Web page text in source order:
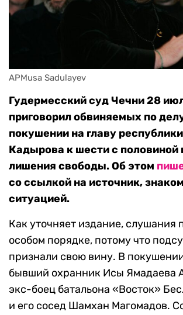
APMusa Sadulayev
Гудермесский суд Чечни 28
приговорил обвиняемых по
покушении на главу
Кадырова к шести с половиной
лишения свободы. Об этом
со ссылкой на источник,
ситуацией.
Как уточняет издание, слушания
особом порядке, потому что
признали свою вину. В
бывший охранник Исы Ямадаева
экс-боец батальона «Восток»
и его сосед Шамхан Магомадов.